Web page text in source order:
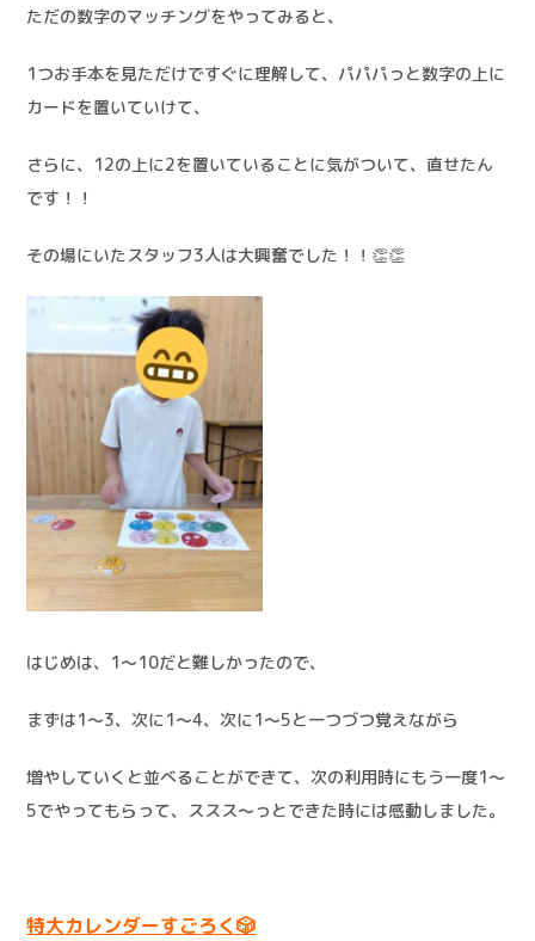
ただの数字のマッチングをやってみると、
1つお手本を見ただけですぐに理解して、パパパっと数字の上に
カードを置いていけて、
さらに、12の上に2を置いていることに気がついて、直せたん
です！！
その場にいたスタッフ3人は大興奮でした！！👏👏
はじめは、1～10だと難しかったので、
まずは1～3、次に1～4、次に1～5と一つづつ覚えながら
増やしていくと並べることができて、次の利用時にもう一度1～
5でやってもらって、ススス～っとできた時には感動しました。
特大カレンダーすごろく🎲